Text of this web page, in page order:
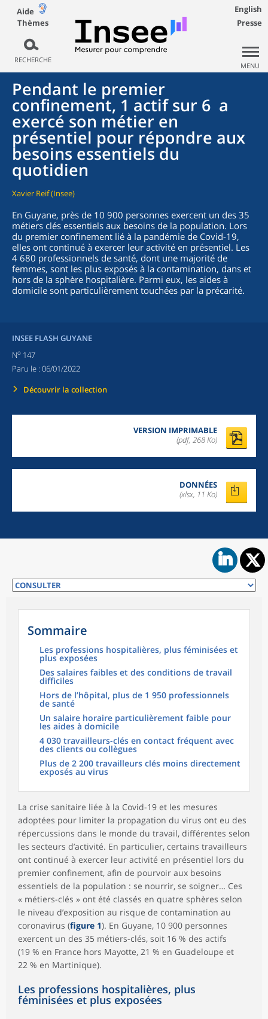
Aide
Thèmes
RECHERCHE
English
Presse
MENU
Pendant le premier
confinement, 1 actif sur 6 a
exercé son métier en
présentiel pour répondre aux
besoins essentiels du
quotidien
Xavier Reif (Insee)
En Guyane, près de 10 900 personnes exercent un des 35
métiers clés essentiels aux besoins de la population. Lors
du premier confinement lié à la pandémie de Covid-19,
elles ont continué à exercer leur activité en présentiel. Les
4 680 professionnels de santé, dont une majorité de
femmes, sont les plus exposés à la contamination, dans et
hors de la sphère hospitalière. Parmi eux, les aides à
domicile sont particulièrement touchées par la précarité.
INSEE FLASH GUYANE
No 147
Paru le : 06/01/2022
Découvrir la collection
VERSION IMPRIMABLE
(pdf, 268 Ko)
DONNÉES
(xlsx, 11 Ko)
Sommaire
Les professions hospitalières, plus féminisées et
plus exposées
Des salaires faibles et des conditions de travail
difficiles
Hors de l’hôpital, plus de 1 950 professionnels
de santé
Un salaire horaire particulièrement faible pour
les aides à domicile
4 030 travailleurs-clés en contact fréquent avec
des clients ou collègues
Plus de 2 200 travailleurs clés moins directement
exposés au virus
La crise sanitaire liée à la Covid-19 et les mesures
adoptées pour limiter la propagation du virus ont eu des
répercussions dans le monde du travail, différentes selon
les secteurs d’activité. En particulier, certains travailleurs
ont continué à exercer leur activité en présentiel lors du
premier confinement, afin de pourvoir aux besoins
essentiels de la population : se nourrir, se soigner… Ces
« métiers-clés » ont été classés en quatre sphères selon
le niveau d’exposition au risque de contamination au
coronavirus (figure 1). En Guyane, 10 900 personnes
exercent un des 35 métiers-clés, soit 16 % des actifs
(19 % en France hors Mayotte, 21 % en Guadeloupe et
22 % en Martinique).
Les professions hospitalières, plus
féminisées et plus exposées